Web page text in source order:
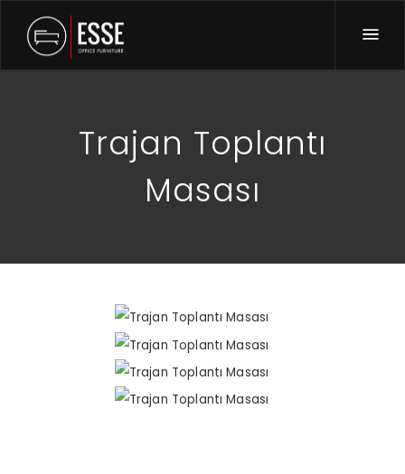
Trajan Toplantı
Masası